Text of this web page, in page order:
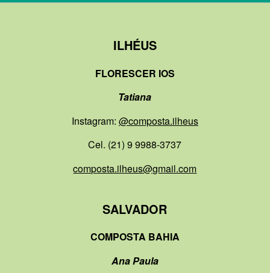
ILHÉUS
FLORESCER IOS
Tatiana
Instagram: @composta.ilheus
Cel. (21) 9 9988-3737
composta.ilheus@gmail.com
SALVADOR
COMPOSTA BAHIA
Ana Paula